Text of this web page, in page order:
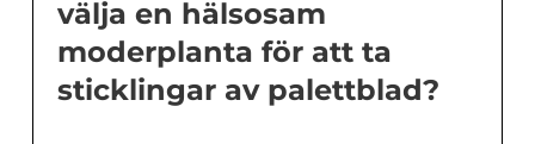
välja en hälsosam
moderplanta för att ta
sticklingar av palettblad?